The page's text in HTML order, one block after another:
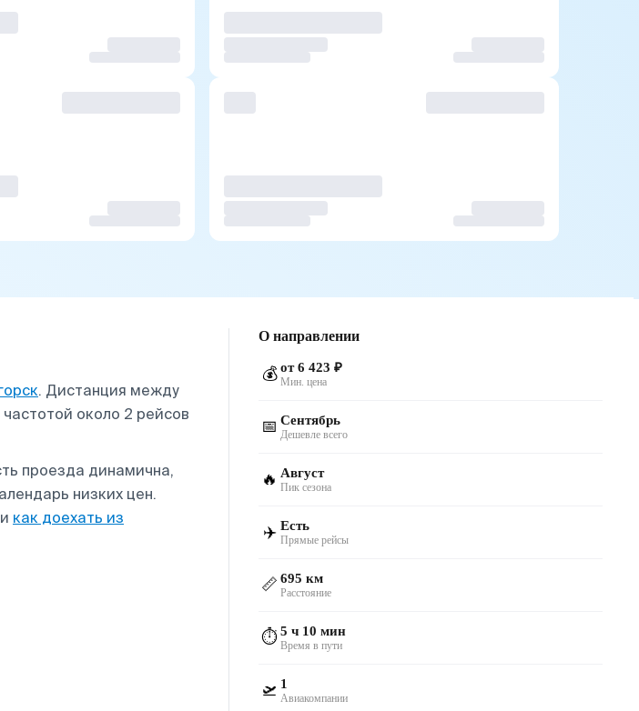
. Дистанция между
около 2 рейсов
проезда динамична,
низких цен.
и как доехать из
О направлении
💰 от 6 423 ₽
Мин. цена
📅 Сентябрь
Дешевле всего
🔥 Август
Пик сезона
✈️ Есть
Прямые рейсы
📏 695 км
Расстояние
⏱️ 5 ч 10 мин
Время в пути
🛫 1
Авиакомпании